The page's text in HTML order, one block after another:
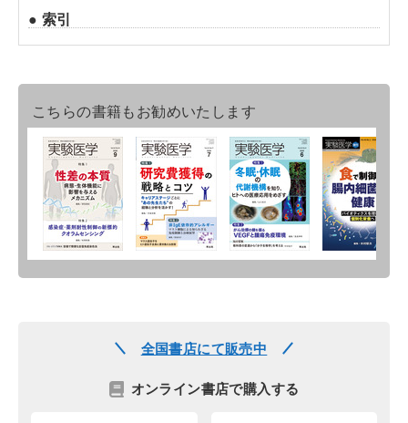
● 索引
こちらの書籍もお勧めいたします
全国書店にて販売中
オンライン書店で購入する